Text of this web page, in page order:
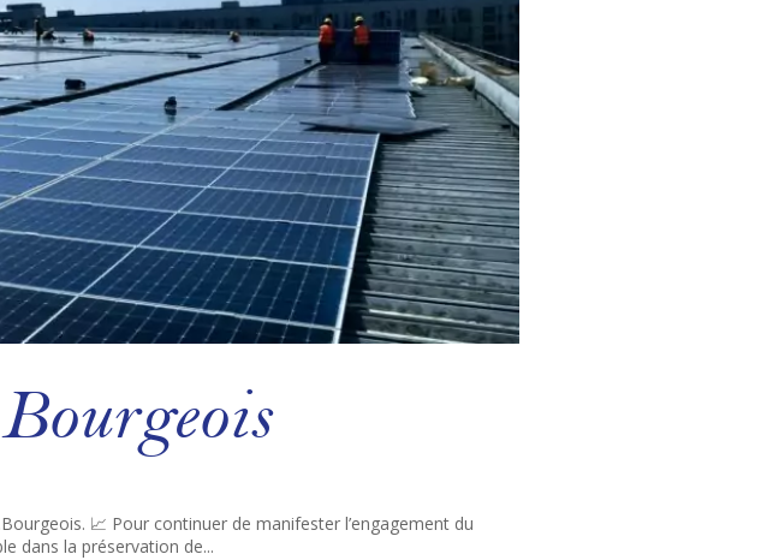
📈 Pour continuer de manifester l’engagement du
dans la préservation de...